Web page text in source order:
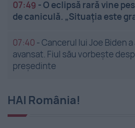
07:49 -O eclipsă rară vine
de caniculă. „Situația este
07:40 -Cancerul lui Joe Biden
avansat. Fiul său vorbește
președinte
HAI România!